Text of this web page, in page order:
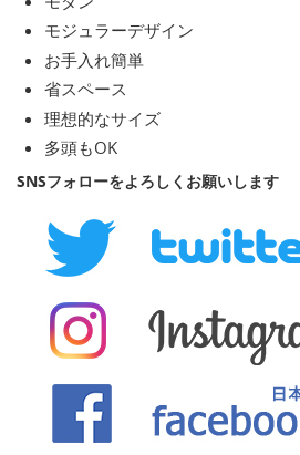
モジュラーデザイン
お手入れ簡単
省スペース
理想的なサイズ
多頭もOK
SNSフォローをよろしくお願いします